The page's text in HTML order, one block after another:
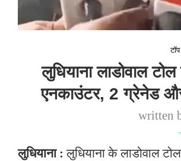
लुधियाना लाडोवाल
एनकाउंटर, 2 ग्रेनेड
written
लुधियाना :लुधियाना के लाडोवाल